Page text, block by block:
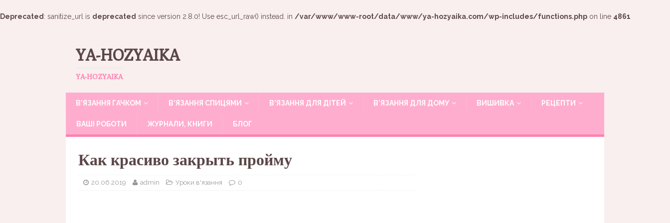
Deprecated : sanitize_url is deprecated since version 2.8.0! Use esc_url_raw() instead. in /var/www/www-root/data/www/ya-hozyaika.com/wp-includes/functions.php on line 4861
YA-HOZYAIKA
YA-HOZYAIKA
В’ЯЗАННЯ ГАЧКОМ В’ЯЗАННЯ СПИЦЯМИ В’ЯЗАННЯ ДЛЯ ДІТЕЙ В’ЯЗАННЯ ДЛЯ ДОМУ ВИШИВКА РЕЦЕПТИ
ВАШІ РОБОТИ ЖУРНАЛИ, КНИГИ БЛОГ
Как красиво закрыть пройму
20.06.2019 admin Уроки в'язання 0